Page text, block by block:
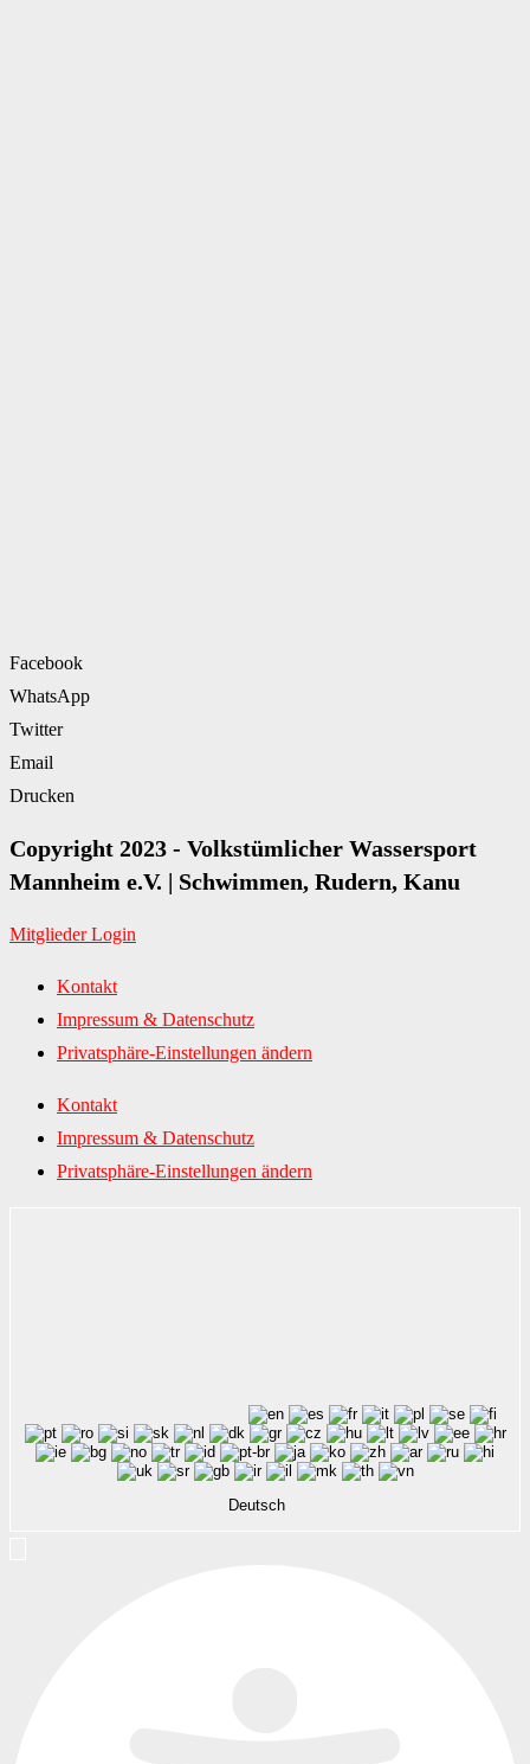
Facebook
WhatsApp
Twitter
Email
Drucken
Copyright 2023 - Volkstümlicher Wassersport
Mannheim e.V. | Schwimmen, Rudern, Kanu
Mitglieder Login
Kontakt
Impressum & Datenschutz
Privatsphäre-Einstellungen ändern
Kontakt
Impressum & Datenschutz
Privatsphäre-Einstellungen ändern
Deutsch